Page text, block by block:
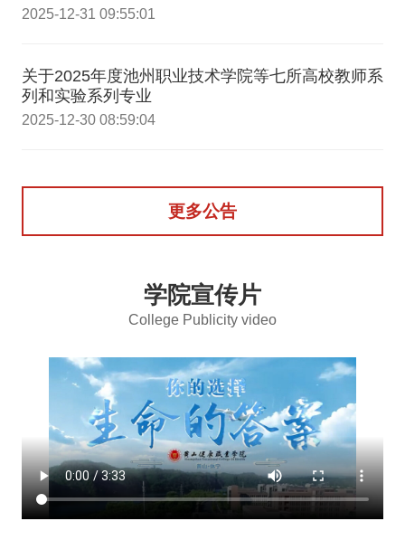
2025-12-31 09:55:01
关于2025年度池州职业技术学院等七所高校教师系
列和实验系列专业
2025-12-30 08:59:04
更多公告
学院宣传片
College Publicity video